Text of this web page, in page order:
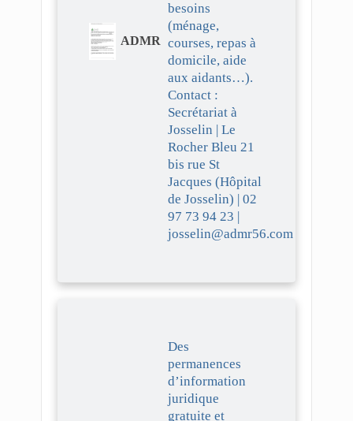
ADMR
besoins
(ménage,
courses, repas à
domicile, aide
aux aidants…).
Contact :
Secrétariat à
Josselin | Le
Rocher Bleu 21
bis rue St
Jacques (Hôpital
de Josselin) | 02
97 73 94 23 |
josselin@admr56.com
Des
permanences
d’information
juridique
gratuite et